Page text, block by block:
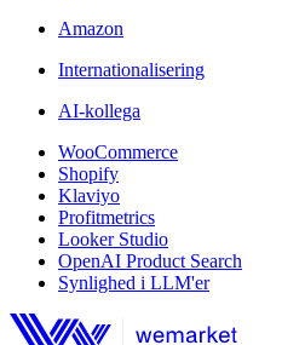
Amazon
Internationalisering
AI-kollega
WooCommerce
Shopify
Klaviyo
Profitmetrics
Looker Studio
OpenAI Product Search
Synlighed i LLM'er